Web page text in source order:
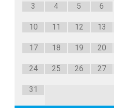
3 4 5 6
10 11 12 13
17 18 19 20
24 25 26 27
31